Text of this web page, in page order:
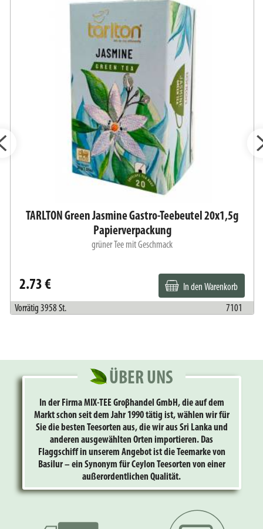
TARLTON Green Jasmine Gastro-Teebeutel 20x1,5g
Papierverpackung
grüner Tee mit Geschmack
2.73 € In den Warenkorb
Vorrätig 3958 St. 7101
ÜBER UNS
In der Firma MIX-TEE Groβhandel GmbH, die auf dem
Markt schon seit dem Jahr 1990 tätig ist, wählen wir für
Sie die besten Teesorten aus, die wir aus Sri Lanka und
anderen ausgewählten Orten importieren. Das
Flaggschiff in unserem Angebot ist die Teemarke von
Basilur – ein Synonym für Ceylon Teesorten von einer
außerordentlichen Qualität.